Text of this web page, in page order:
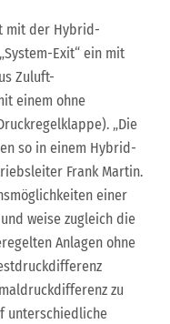
mit der Hybrid-
Exit“ ein mit
Zuluft-
einem ohne
„Die
so in einem Hybrid-
Frank Martin.
einer
weise zugleich die
Anlagen ohne
zu
unterschiedliche